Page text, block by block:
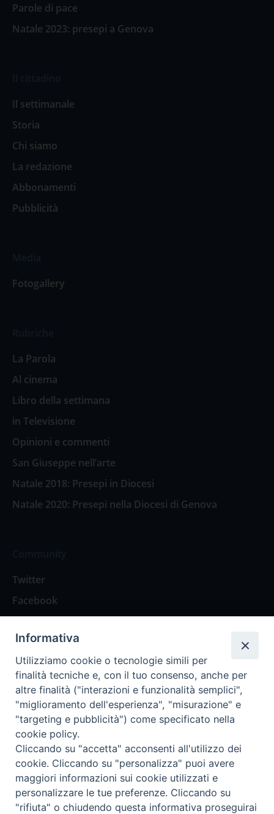
Parole di pace
Natale 2023: presepi a Genova
Il settimanale
Storia
Chi siamo
La redazione
Abbonamenti
Pubblicità
Fotogallery
La Parola
Al cinema
Libro della settimana
in Televisione
Opinioni e commenti
San Giuseppe nell’arte
Natale 2018: Presepi in Diocesi
Natale 2020: Presepi nella Diocesi di Genova
Twitter
Facebook
Spazio Lettori
Eventi
Eventi diocesani
Privacy Policy Informativa Cookie
Informativa
Utilizziamo cookie o tecnologie simili per
finalità tecniche e, con il tuo consenso, anche per
altre finalità ("interazioni e funzionalità semplici",
"miglioramento dell'esperienza", "misurazione" e
"targeting e pubblicità") come specificato nella
cookie policy.
Cliccando su "accetta" acconsenti all'utilizzo dei
cookie. Cliccando su "personalizza" puoi avere
maggiori informazioni sui cookie utilizzati e
personalizzare le tue preferenze. Cliccando su
"rifiuta" o chiudendo questa informativa proseguirai